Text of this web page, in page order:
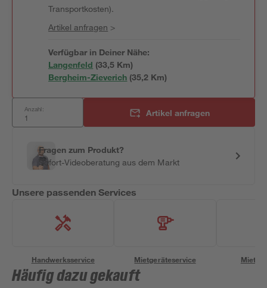
Transportkosten).
Artikel anfragen >
Verfügbar in Deiner Nähe:
Langenfeld (33,5 Km)
Bergheim-Zieverich (35,2 Km)
Anzahl: Artikel anfragen
Fragen zum Produkt?
Sofort-Videoberatung aus dem Markt
Unsere passenden Services
Handwerksservice Mietgeräteservice
Häufig dazu gekauft